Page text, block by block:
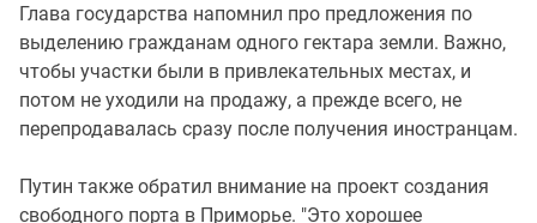
Глава государства напомнил про предложения по
выделению гражданам одного гектара земли. Важно,
чтобы участки были в привлекательных местах, и
потом не уходили на продажу, а прежде всего, не
перепродавалась сразу после получения иностранцам.
Путин также обратил внимание на проект создания
свободного порта в Приморье. "Это хорошее